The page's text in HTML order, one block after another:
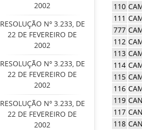
2002
RESOLUÇÃO Nº 3.233, DE
22 DE FEVEREIRO DE
2002
RESOLUÇÃO Nº 3.233, DE
22 DE FEVEREIRO DE
2002
RESOLUÇÃO Nº 3.233, DE
22 DE FEVEREIRO DE
2002
110
111
777
112
113
114
115
116
119
117
118